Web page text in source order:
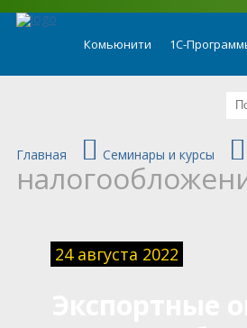
Комьюнити 1С-
Главная Семинары и курсы
24 августа 2022